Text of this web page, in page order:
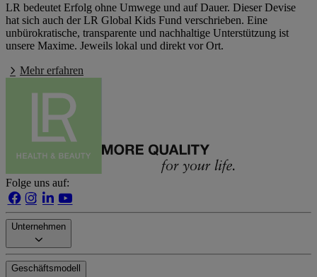
LR bedeutet Erfolg ohne Umwege und auf Dauer. Dieser Devise
hat sich auch der LR Global Kids Fund verschrieben. Eine
unbürokratische, transparente und nachhaltige Unterstützung ist
unsere Maxime. Jeweils lokal und direkt vor Ort.
Mehr erfahren
Folge uns auf:
Unternehmen
Geschäftsmodell